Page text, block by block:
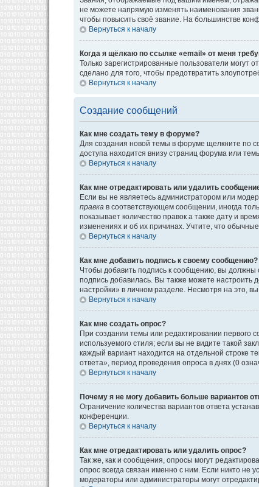
не можете напрямую изменять наименования
чтобы повысить своё звание. На большинстве
Вернуться к началу
Когда я щёлкаю по ссылке «email» от меня
Только зарегистрированные пользователи могут
сделано для того, чтобы предотвратить
Вернуться к началу
Создание сообщений
Как мне создать тему в форуме?
Для создания новой темы в форуме щелкните по
доступа находится внизу страниц форума или
Вернуться к началу
Как мне отредактировать или удалить
Если вы не являетесь администратором или
правка в соответствующем сообщении, иногда
показывает количество правок а также дату и
изменениях и об их причинах. Учтите, что
Вернуться к началу
Как мне добавить подпись к своему сообщению?
Чтобы добавить подпись к сообщению, вы должны
подпись добавилась. Вы также можете
настройки» в личном разделе. Несмотря на это,
Вернуться к началу
Как мне создать опрос?
При создании темы или редактировании первого
используемого стиля; если вы не видите такой
каждый вариант находится на отдельной строке
ответа», период проведения опроса в днях (0
Вернуться к началу
Почему я не могу добавить больше вариантов
Ограничение количества вариантов ответа
конференции.
Вернуться к началу
Как мне отредактировать или удалить опрос?
Так же, как и сообщения, опросы могут
опрос всегда связан именно с ним. Если никто не
модераторы или администраторы могут